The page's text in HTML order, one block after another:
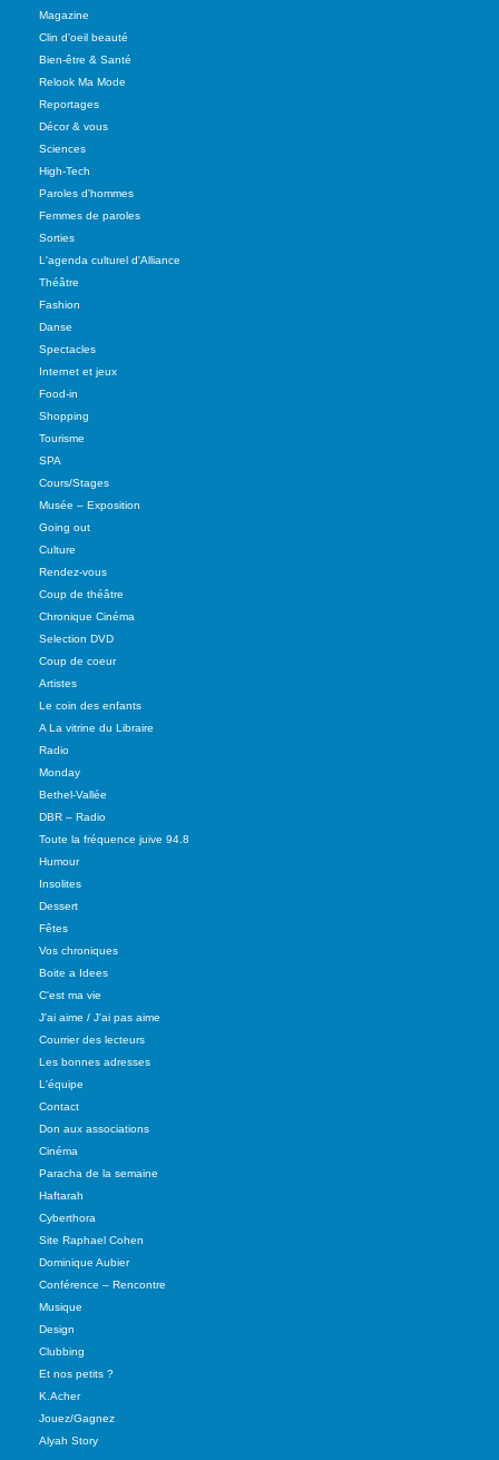
Magazine
Clin d'oeil beauté
Bien-être & Santé
Relook Ma Mode
Reportages
Décor & vous
Sciences
High-Tech
Paroles d'hommes
Femmes de paroles
Sorties
L'agenda culturel d'Alliance
Théâtre
Fashion
Danse
Spectacles
Internet et jeux
Food-in
Shopping
Tourisme
SPA
Cours/Stages
Musée – Exposition
Going out
Culture
Rendez-vous
Coup de théâtre
Chronique Cinéma
Selection DVD
Coup de coeur
Artistes
Le coin des enfants
A La vitrine du Libraire
Radio
Monday
Bethel-Vallée
DBR – Radio
Toute la fréquence juive 94.8
Humour
Insolites
Dessert
Fêtes
Vos chroniques
Boite a Idees
C'est ma vie
J'ai aime / J'ai pas aime
Courrier des lecteurs
Les bonnes adresses
L'équipe
Contact
Don aux associations
Cinéma
Paracha de la semaine
Haftarah
Cyberthora
Site Raphael Cohen
Dominique Aubier
Conférence – Rencontre
Musique
Design
Clubbing
Et nos petits ?
K.Acher
Jouez/Gagnez
Alyah Story